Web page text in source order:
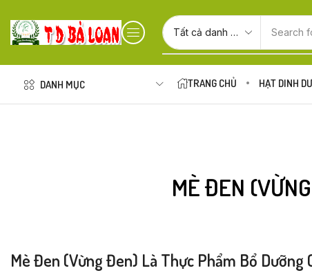
Search
DANH MỤC TRANG CHỦ HẠT DINH
MÈ ĐEN
Mè Đen (vừng Đen) Là Thực Phẩm Bổ Dưỡng